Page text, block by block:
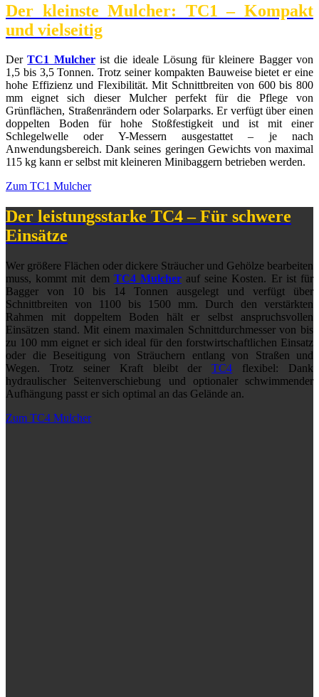
Der kleinste Mulcher: TC1 – Kompakt
und vielseitig
DerTC1 Mulcherist die ideale Lösung für kleinere Bagger von
1,5 bis 3,5 Tonnen. Trotz seiner kompakten Bauweise bietet er eine
hohe Effizienz und Flexibilität. Mit Schnittbreiten von 600 bis 800
mm eignet sich dieser Mulcher perfekt für die Pflege von
Grünflächen, Straßenrändern oder Solarparks. Er verfügt über einen
doppelten Boden für hohe Stoßfestigkeit und ist mit einer
Schlegelwelle oder Y-Messern ausgestattet – je nach
Anwendungsbereich. Dank seines geringen Gewichts von maximal
115 kg kann er selbst mit kleineren Minibaggern betrieben werden.
Zum TC1 Mulcher
Der leistungsstarke TC4 – Für schwere
Einsätze
Wer größere Flächen oder dickere Sträucher und Gehölze bearbeiten
muss, kommt mit dem TC4 Mulcherauf seine Kosten. Er ist für
Bagger von 10 bis 14 Tonnen ausgelegt und verfügt über
Schnittbreiten von 1100 bis 1500 mm. Durch den verstärkten
Rahmen mit doppeltem Boden hält er selbst anspruchsvollen
Einsätzen stand. Mit einem maximalen Schnittdurchmesser von bis
zu 100 mm eignet er sich ideal für den forstwirtschaftlichen Einsatz
oder die Beseitigung von Sträuchern entlang von Straßen und
Wegen. Trotz seiner Kraft bleibt derTC4 flexibel: Dank
hydraulischer Seitenverschiebung und optionaler schwimmender
Aufhängung passt er sich optimal an das Gelände an.
Zum TC4 Mulcher